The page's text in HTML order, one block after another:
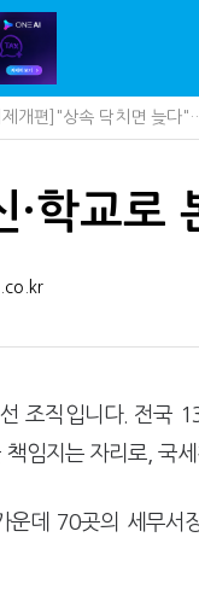
제개편]"상속 닥치면 늦다
개편]종부세는 집값, 가
제개편]10년 실거주도 불
통관, 이제 제품이 아니라
앙정부 돈으로만 못 산다
제회, 재정분석 수행기관
떤 술 어울릴까?…국세청이
폼 문제 해결될 것"…세무
더 원천징수 세금 인하…환
로봇 국내 생산땐 세금 깎아
·학교로
조직입니다. 전국
임지는 자리로, 국
데 70곳의 세무서